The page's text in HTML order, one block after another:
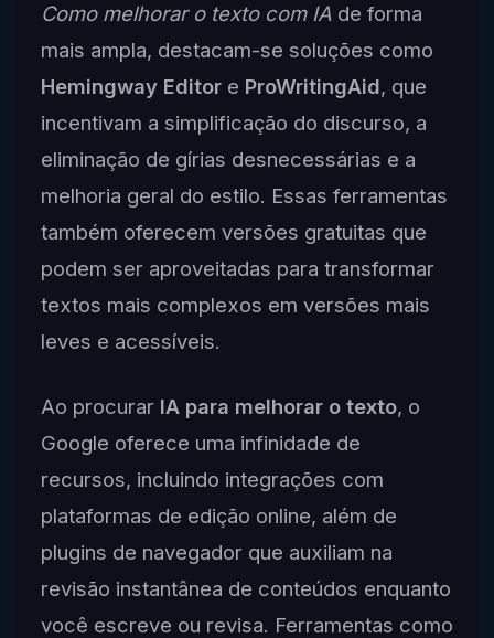
Como melhorar o texto com IA de forma
mais ampla, destacam-se soluções como
Hemingway Editore ProWritingAid, que
incentivam a simplificação do discurso, a
eliminação de gírias desnecessárias e a
melhoria geral do estilo. Essas ferramentas
também oferecem versões gratuitas que
podem ser aproveitadas para transformar
textos mais complexos em versões mais
leves e acessíveis.
Ao procurar IA para melhorar o texto, o
Google oferece uma infinidade de
recursos, incluindo integrações com
plataformas de edição online, além de
plugins de navegador que auxiliam na
revisão instantânea de conteúdos enquanto
você escreve ou revisa. Ferramentas como